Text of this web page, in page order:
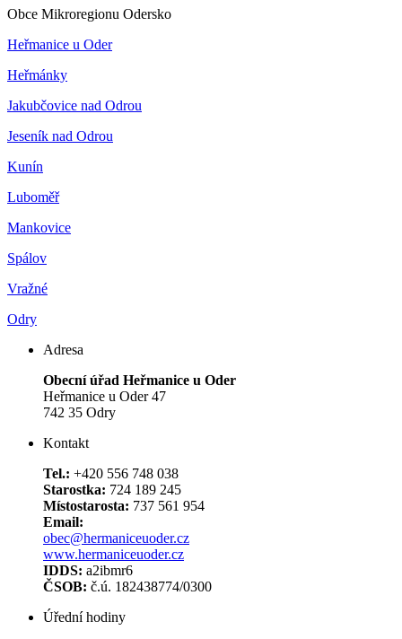
Obce Mikroregionu Odersko
Heřmanice u Oder
Heřmánky
Jakubčovice nad Odrou
Jeseník nad Odrou
Kunín
Luboměř
Mankovice
Spálov
Vražné
Odry
Adresa
Obecní úřad Heřmanice u Oder
Heřmanice u Oder 47
742 35 Odry
Kontakt
Tel.: +420 556 748 038
Starostka: 724 189 245
Místostarosta: 737 561 954
Email:
obec@hermaniceuoder.cz
www.hermaniceuoder.cz
IDDS: a2ibmr6
ČSOB: č.ú. 182438774/0300
Úřední hodiny